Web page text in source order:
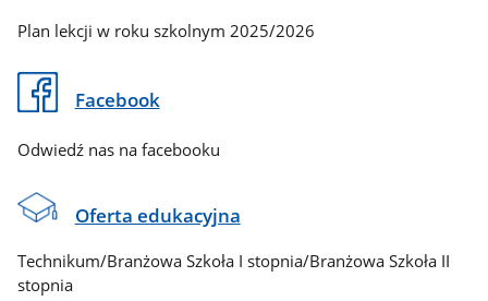
Plan lekcji w roku szkolnym 2025/2026
Facebook
Odwiedź nas na facebooku
Oferta edukacyjna
Technikum/Branżowa Szkoła I stopnia/Branżowa Szkoła II
stopnia